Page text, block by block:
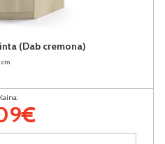
(Dab cremona)
Kaina: